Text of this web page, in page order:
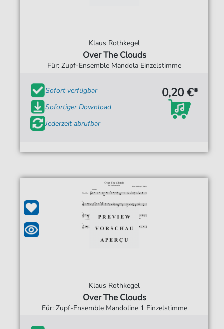
Klaus Rothkegel
Over The Clouds
Für: Zupf-Ensemble Mandola Einzelstimme
Sofort verfügbar
Sofortiger Download
Jederzeit abrufbar
0,20 €*
Klaus Rothkegel
Over The Clouds
Für: Zupf-Ensemble Mandoline 1 Einzelstimme